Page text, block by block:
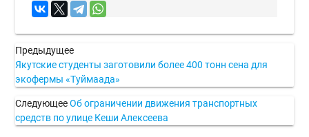
Предыдущее
Якутские студенты заготовили более 400 тонн сена для
экофермы «Туймаада»
Следующее Об ограничении движения транспортных
средств по улице Кеши Алексеева